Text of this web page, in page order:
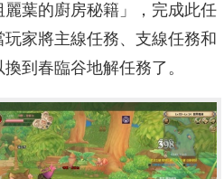
葉的廚房秘籍」，完成此任
家將主線任務、支線任務和
到春臨谷地解任務了。